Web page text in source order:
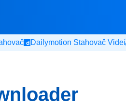
Dailymotion Stahovač Videí